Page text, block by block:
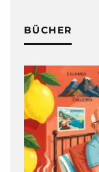
BÜCHER